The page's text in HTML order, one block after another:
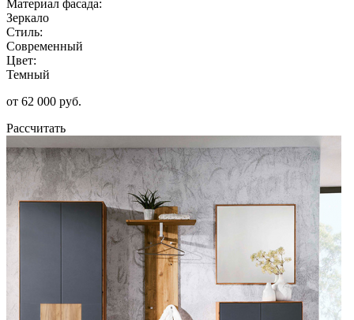
Материал фасада:
Зеркало
Стиль:
Современный
Цвет:
Темный
от 62 000 руб.
Рассчитать